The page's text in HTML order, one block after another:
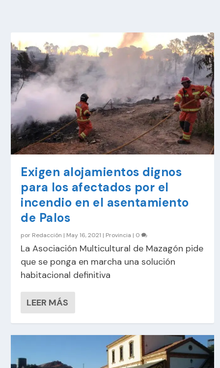
Exigen alojamientos dignos
para los afectados por el
incendio en el asentamiento
de Palos
por Redacción | May 16, 2021 | Provincia | 0
La Asociación Multicultural de Mazagón pide
que se ponga en marcha una solución
habitacional definitiva
LEER MÁS